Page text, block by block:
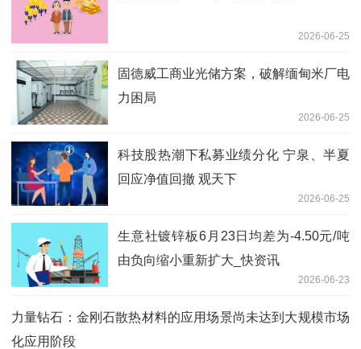
2026-06-25
固德威工商业光储方案，破解缅甸米厂电
力困局
2026-06-25
科技股热潮下私募业绩分化 宁泉、半夏
回应净值回撤 观天下
2026-06-25
生意社镀锌板6月23日均差为-4.50元/吨
由负向缩小重新扩大_快资讯
2026-06-23
力量钻石：金刚石散热材料的应用场景尚未达到大规模市场
化应用阶段